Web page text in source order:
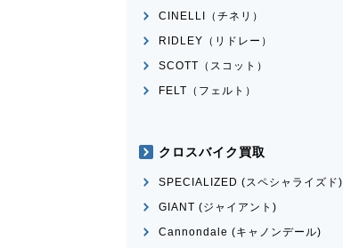
CINELLI（チネリ）
RIDLEY（リドレー）
SCOTT（スコット）
FELT（フェルト）
クロスバイク買取
SPECIALIZED (スペシャライズド)
GIANT (ジャイアント)
Cannondale (キャノンデール)